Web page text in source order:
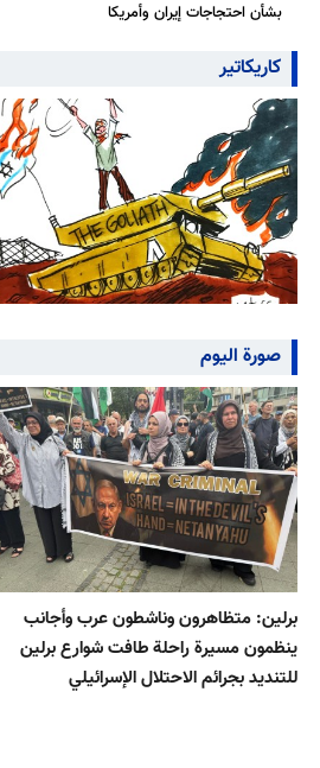
بشأن احتجاجات إيران وأمريكا
كاريكاتير
صورة اليوم
برلين: متظاهرون وناشطون عرب وأجانب
ينظمون مسيرة راحلة طافت شوارع برلين
للتنديد بجرائم الاحتلال الإسرائيلي